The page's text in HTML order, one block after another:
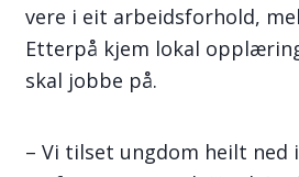
vere i eit arbeidsforhold,
Etterpå kjem lokal
skal jobbe på.
– Vi tilset ungdom heilt ned